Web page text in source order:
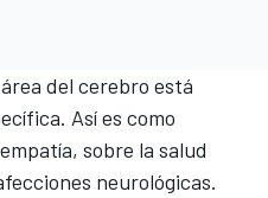
del cerebro está
Así es como
sobre la salud
neurológicas.